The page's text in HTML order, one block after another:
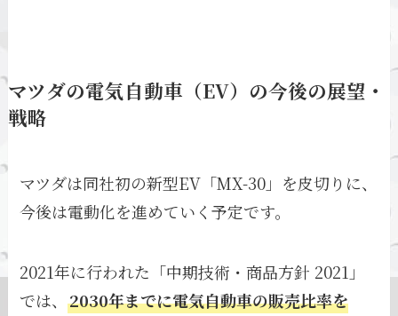
マツダの電気自動車（EV）の今後の展望・
戦略
マツダは同社初の新型EV「MX-30」を皮切りに、
今後は電動化を進めていく予定です。
2021年に行われた「中期技術・商品方針 2021」
では、2030年までに電気自動車の販売比率を